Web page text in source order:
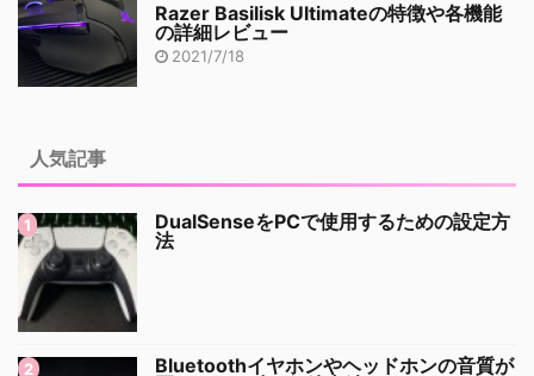
Razer Basilisk Ultimateの特徴や各機能
の詳細レビュー
2021/7/18
人気記事
DualSenseをPCで使用するための設定方
法
Bluetoothイヤホンやヘッドホンの音質が